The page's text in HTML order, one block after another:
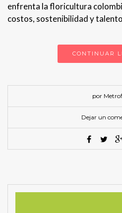
enfrenta la floricultura
costos, sostenibilidad y
CONTINUAR
por
Dejar un